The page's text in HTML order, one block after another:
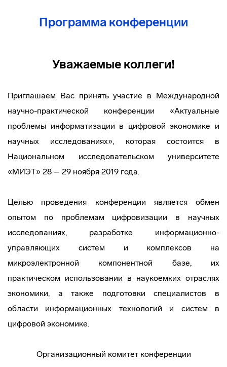
Программа конференции
Уважаемые коллеги!
Приглашаем Вас принять участие в Международной
научно-практической конференции «Актуальные
проблемы информатизации в цифровой экономике и
научных исследованиях», которая состоится в
Национальном исследовательском университете
«МИЭТ» 28 – 29 ноября 2019 года.
Целью проведения конференции является обмен
опытом по проблемам цифровизации в научных
исследованиях, разработке информационно-
управляющих систем и комплексов на
микроэлектронной компонентной базе, их
практическом использовании в наукоемких отраслях
экономики, а также подготовки специалистов в
области информационных технологий и систем в
цифровой экономике.
Организационный комитет конференции